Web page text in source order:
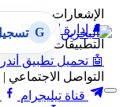
الإشعارات
🔔
إدارة الإشعارات
التطبيقات
🤖 تحميل تطبيق
التواصل الاجتماعي |
قناة تيليجرام
G